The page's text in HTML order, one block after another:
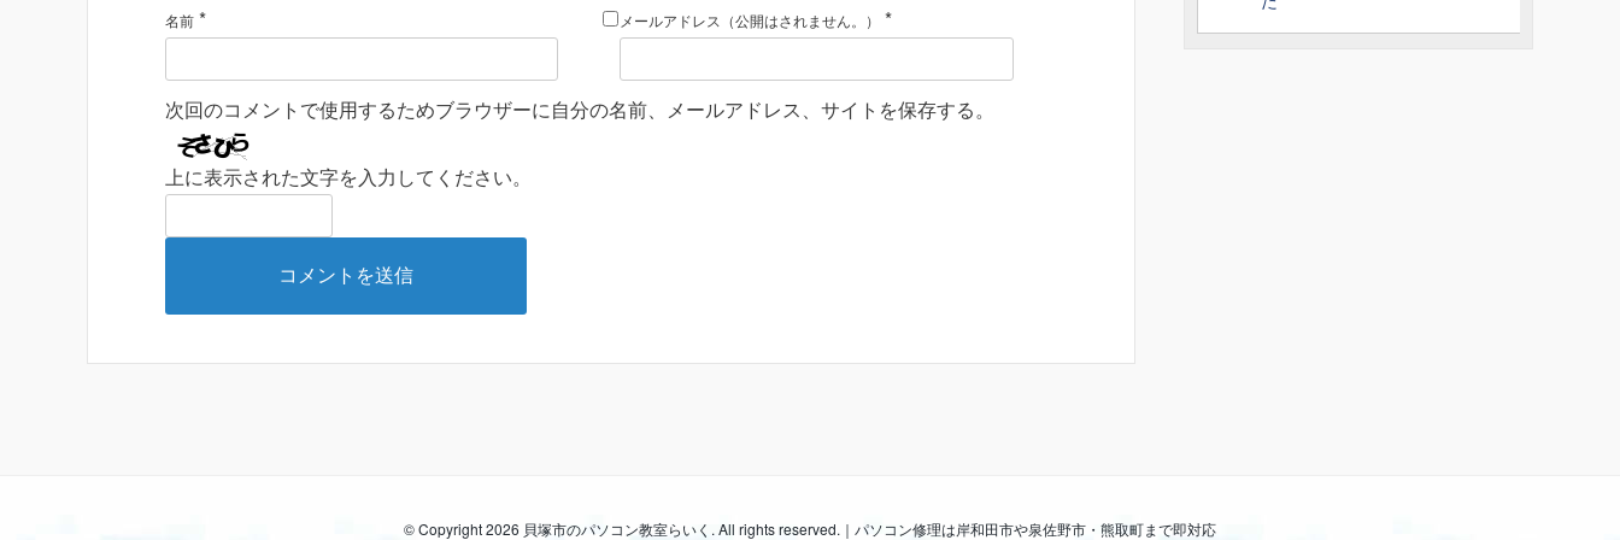
名前 * メールアドレス（公開はされません。） *
次回のコメントで使用するためブラウザーに自分の名前、メールアドレス、サイトを保存する。
上に表示された文字を入力してください。
© Copyright 2026 貝塚市のパソコン教室らいく. All rights reserved.｜パソコン修理は岸和田市や泉佐野市・熊取町まで即対応